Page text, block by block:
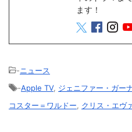
ます！
-ニュース
-Apple TV, ジェニファー・ガー
コスター＝ワルドー
クリス・エヴ